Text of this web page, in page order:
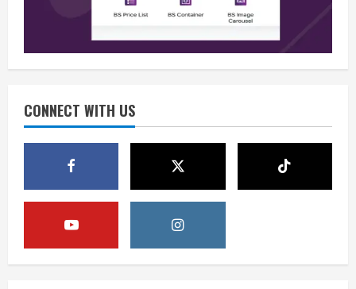
CONNECT WITH US
August 6, 2026
3
Perang Algoritma AI Makin Kompleks,
Digital
Pemerintah Perkuat Ekosistem Media
Digital Nasional Hadapi Perang
Algoritma AI
August 6, 2026
Opini